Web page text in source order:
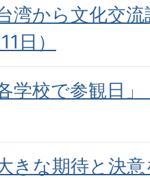
湾から文化交
日）
学校で参観日
きな期待と決